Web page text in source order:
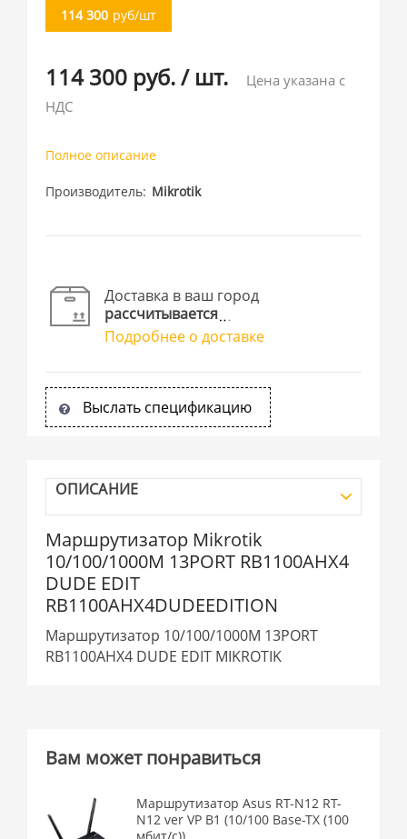
114 300 руб/шт
114 300 руб./ шт.
Цена указана с
НДС
Полное описание
Производитель Mikrotik
Доставка в ваш город
рассчитывается
Подробнее о доставке
Выслать спецификацию
ОПИСАНИЕ
Маршрутизатор Mikrotik
10/100/1000M 13PORT RB1100AHX4
DUDE EDIT
RB1100AHX4DUDEEDITION
Маршрутизатор 10/100/1000M 13PORT
RB1100AHX4 DUDE EDIT MIKROTIK
Вам может понравиться
Маршрутизатор Asus RT-N12 RT-
N12 ver VP B1 (10/100 Base-TX (100
мбит/с))